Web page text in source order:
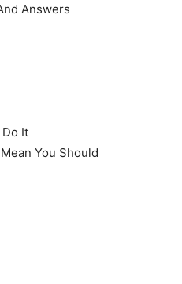
Answers
Do It
You Should